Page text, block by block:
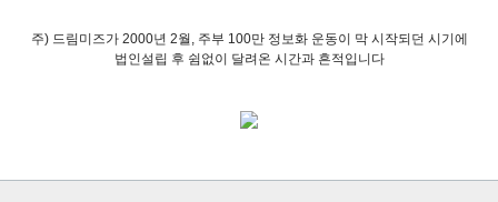
주) 드림미즈가 2000년 2월, 주부 100만 정보화 운동이 막 시작되던 시기에
법인설립 후 쉼없이 달려온 시간과 흔적입니다